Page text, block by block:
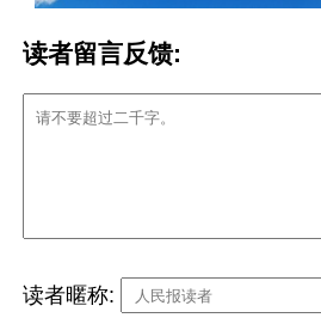
读者留言反馈:
读者暱称: